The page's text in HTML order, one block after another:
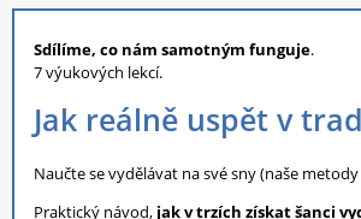
Sdílíme, co nám samotným funguje.
7 výukových lekcí.
Jak reálně uspět v
Naučte se vydělávat na své sny (naše
Praktický návod, jak v trzích získat šanci